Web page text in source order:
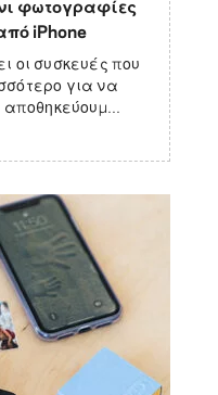
iPhone
οι συσκευές που
για να